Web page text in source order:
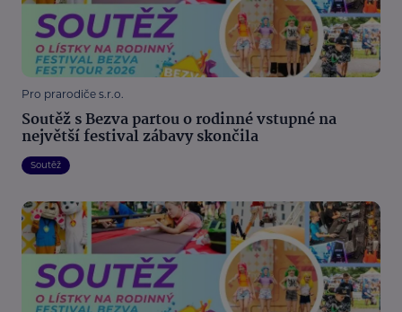
Pro prarodiče s.r.o.
Soutěž s Bezva partou o rodinné vstupné na
největší festival zábavy skončila
Soutěž